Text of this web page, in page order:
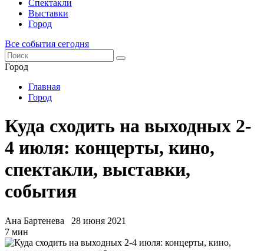
Спектакли
Выставки
Город
Все события сегодня
Город
Главная
Город
Куда сходить на выходных 2-
4 июля: концерты, кино,
спектакли, выставки,
события
Ана Бартенева
28 июня 2021
7 мин